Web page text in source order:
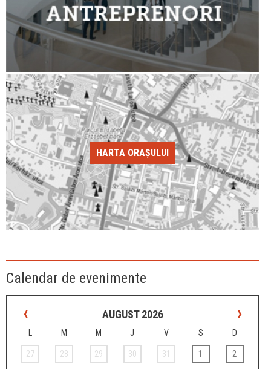
HARTA ORAȘULUI
Calendar de evenimente
‹ AUGUST 2026 ›
L M M J V S D
27 28 29 30 31 1 2